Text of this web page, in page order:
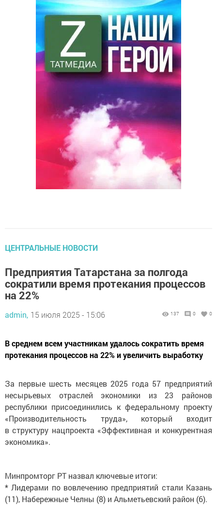
ЦЕНТРАЛЬНЫЕ НОВОСТИ
Предприятия Татарстана за полгода
сократили время протекания процессов
на 22%
admin, 15 июля 2025 - 15:06 137 0 0
В среднем всем участникам удалось сократить время
протекания процессов на 22% и увеличить выработку
За первые шесть месяцев 2025 года 57 предприятий
несырьевых отраслей экономики из 23 районов
республики присоединились к федеральному проекту
«Производительность труда», который входит
в структуру нацпроекта «Эффективная и конкурентная
экономика».
Минпромторг РТ назвал ключевые итоги:
* Лидерами по вовлечению предприятий стали Казань
(11), Набережные Челны (8) и Альметьевский район (6).